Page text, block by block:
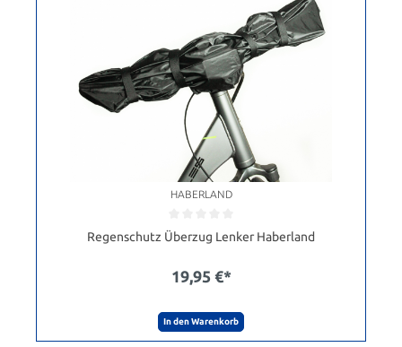
HABERLAND
Regenschutz Überzug Lenker Haberland
19,95 €*
In den Warenkorb